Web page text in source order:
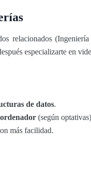
relacionados
especializarte en
de datos.
(según
más facilidad.